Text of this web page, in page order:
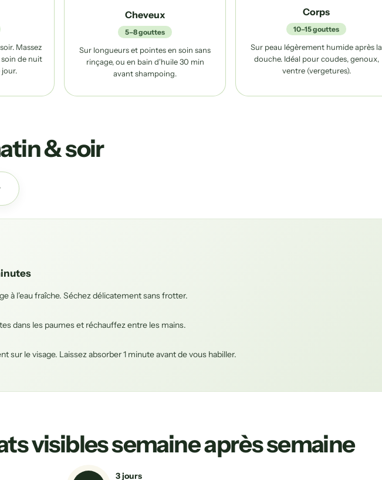
Massez
soin de nuit
Cheveux
5–8 gouttes
Sur longueurs et pointes en soin sans
rinçage, ou en bain d'huile 30 min
avant shampoing.
Corps
10–15 gouttes
Sur peau légèrement humide après la
douche. Idéal pour coudes, genoux,
ventre (vergetures).
& soir
à l'eau fraîche. Séchez délicatement sans frotter.
dans les paumes et réchauffez entre les mains.
sur le visage. Laissez absorber 1 minute avant de vous habiller.
visibles semaine après semaine
3 jours